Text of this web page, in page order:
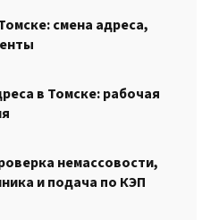
смена адреса,
в Томске: рабочая
немассовости,
и подача по КЭП